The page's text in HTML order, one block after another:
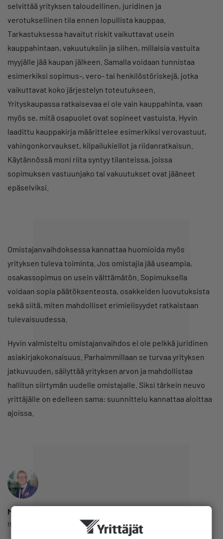
selvittää yrityksen taloudellinen, juridinen ja
verotuksellinen tila ennen lopullista kauppaa.
Tarkastuksessa havaitut riskit vaikuttavat usein
kauppahintaan, vakuutuksiin ja siihen, millaisia vastuita
myyjälle jää kaupan jälkeen. Samalla voidaan tunnistaa
esimerkiksi sopimus-, vero- tai henkilöstöriskejä, jotka
vaikuttavat koko järjestelyn toteutukseen.
Yrityskaupassa ratkaisevaa ei ole vain kauppahinta, vaan
myös se, mitä osapuolet ovat sopineet vastuista. Hyvin
laadittu kauppakirja määrittelee esimerkiksi verovastuut,
vahingonkorvaukset, kilpailukiellot ja riidanratkaisun.
Käytännössä moni riita syntyy tilanteissa, joissa
sopimuksen vastuunjako tai vakuutukset ovat jääneet
epäselviksi.
Omistajanvaihdoksessa kannattaa huomioida myös
yrityksen tuleva toiminta. Jos omistajia jää useampia,
osakassopimus on usein välttämätön. Sopimuksella
voidaan sopia päätöksenteosta, osakkeiden luovutuksista
sekä siitä, miten mahdolliset erimielisyydet ratkaistaan
tulevaisuudessa.
Hyvin valmisteltu omistajanvaihdos ei ole pelkkä juridinen
asiakirjakokonaisuus. Parhaimmillaan se turvaa yrityksen
jatkuvuuden, säilyttää yrityksen arvon ja mahdollistaa
hallitun siirtymän uudelle omistajalle. Siksi tärkein neuvo
yrittäjälle on edelleen sama: suunnittelu kannattaa aloittaa
ajoissa.
Markku Lindblad
markku.lindblad@lindblad.fi